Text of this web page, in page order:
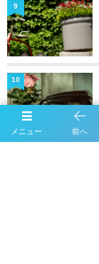
9
10
メニュー 前へ